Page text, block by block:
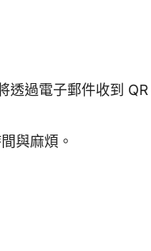
透過電子郵件收到 QR
與麻煩。